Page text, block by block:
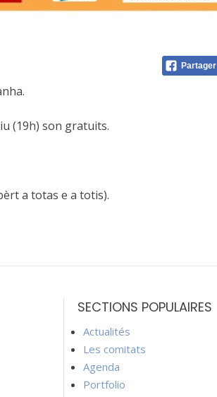
Partager
(19h) son gratuits.
a totas e a totis).
SECTIONS POPULAIRES
Actualités
Les comitats
Agenda
Portfolio